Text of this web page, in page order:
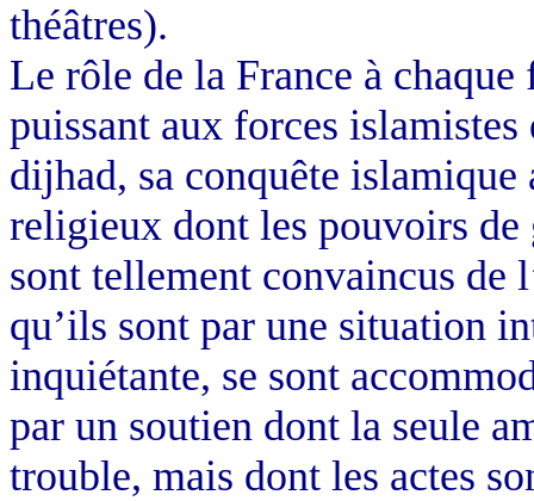
théâtres).
Le rôle de la France à
puissant aux forces
dijhad, sa conquête
religieux dont les pouvoirs de
sont tellement convaincus de
qu’ils sont par une situation
inquiétante, se sont
par un soutien dont la seule
trouble, mais dont les actes